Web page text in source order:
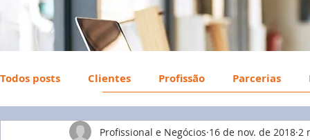
Todos posts Clientes Profissão Parcerias
FGTS Mercado de Trabalho
Profissional e Negócios 16 de nov. de 2018 2